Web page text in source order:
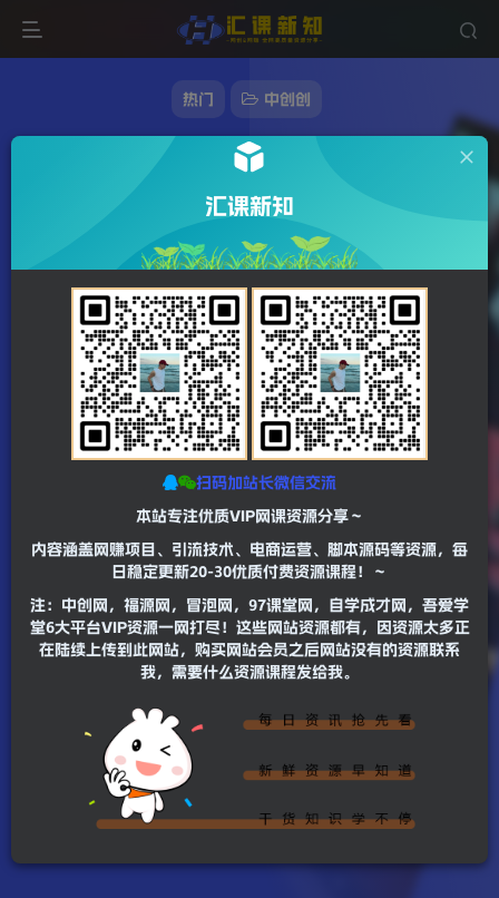
热门 中创创
跨境电商收款方法：几个主流的国际收款平台
2023-12-22
707
该作者已发布78164篇文章
汇课新知
扫码加站长微信交流
本站专注优质VIP网课资源分享～
内容涵盖网赚项目、引流技术、电商运营、脚本源码等资源，每
日稳定更新20-30优质付费资源课程！～
注：中创网，福源网，冒泡网，97课堂网，自学成才网，吾爱学
堂6大平台VIP资源一网打尽！这些网站资源都有，因资源太多正
在陆续上传到此网站，购买网站会员之后网站没有的资源联系
我，需要什么资源课程发给我。